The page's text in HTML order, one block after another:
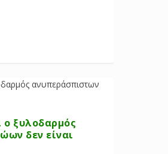
ξυλοδαρμός
δεν είναι